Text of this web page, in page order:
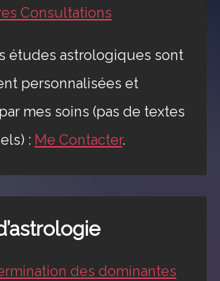
Consultations
études astrologiques sont
personnalisées et
mes soins (pas de textes
: Me Contacter.
des dominantes